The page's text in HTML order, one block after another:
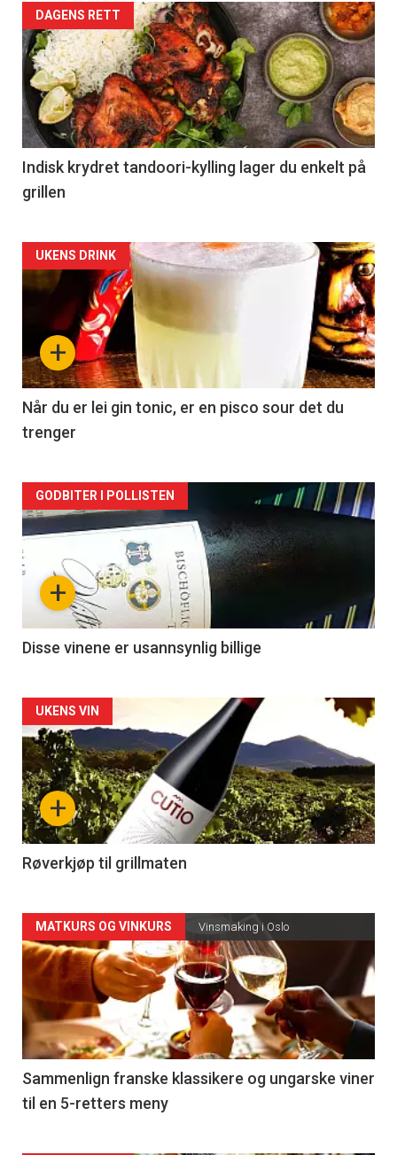
DAGENS RETT
Indisk krydret tandoori-kylling lager du enkelt på
grillen
Forsiden
akkurat
nå
-
2
+
UKENS DRINK
Når du er lei gin tonic, er en pisco sour det du
trenger
Forsiden
akkurat
nå
3
+
GODBITER I POLLISTEN
Disse vinene er usannsynlig billige
Forsiden
akkurat
nå
-
4
+
UKENS VIN
Røverkjøp til grillmaten
Forsiden
akkurat
nå
-
5
MATKURS OG VINKURS Vinsmaking i Oslo
Sammenlign franske klassikere og ungarske viner
til en 5-retters meny